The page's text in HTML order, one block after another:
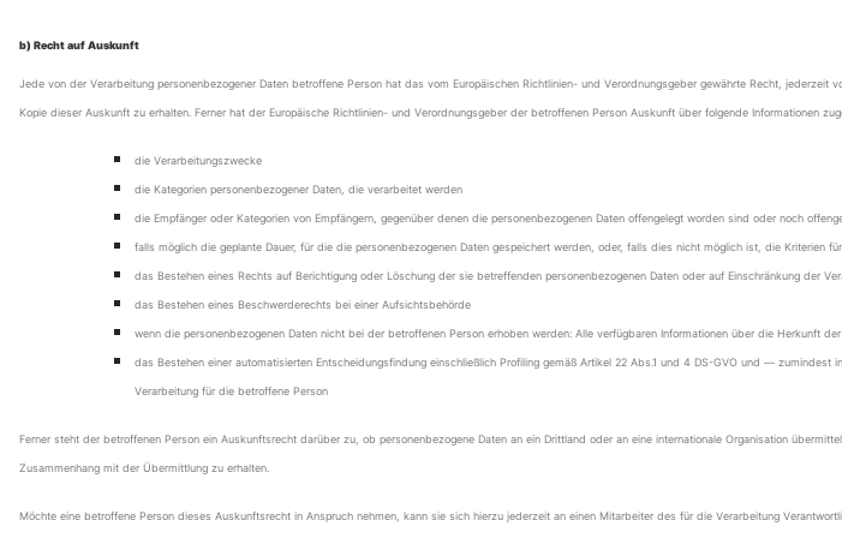
b) Recht auf Auskunft
Jede von der Verarbeitung personenbezogener Daten betroffene Person hat das vom Europäischen Richtlinien- und Verordnungsgeber gewährte Recht,
Kopie dieser Auskunft zu erhalten. Ferner hat der Europäische Richtlinien- und Verordnungsgeber der betroffenen Person Auskunft über folgende Informationen
die Verarbeitungszwecke
die Kategorien personenbezogener Daten, die verarbeitet werden
die Empfänger oder Kategorien von Empfängern, gegenüber denen die personenbezogenen Daten offengelegt worden sind oder noch
falls möglich die geplante Dauer, für die die personenbezogenen Daten gespeichert werden, oder, falls dies nicht möglich ist, die Kriterien
das Bestehen eines Rechts auf Berichtigung oder Löschung der sie betreffenden personenbezogenen Daten oder auf Einschränkung der
das Bestehen eines Beschwerderechts bei einer Aufsichtsbehörde
wenn die personenbezogenen Daten nicht bei der betroffenen Person erhoben werden: Alle verfügbaren Informationen über die Herkunft
das Bestehen einer automatisierten Entscheidungsfindung einschließlich Profiling gemäß Artikel 22 Abs.1 und 4 DS-GVO und —
Verarbeitung für die betroffene Person
Ferner steht der betroffenen Person ein Auskunftsrecht darüber zu, ob personenbezogene Daten an ein Drittland oder an eine internationale Organisation
Zusammenhang mit der Übermittlung zu erhalten.
Möchte eine betroffene Person dieses Auskunftsrecht in Anspruch nehmen, kann sie sich hierzu jederzeit an einen Mitarbeiter des für die Verarbeitung